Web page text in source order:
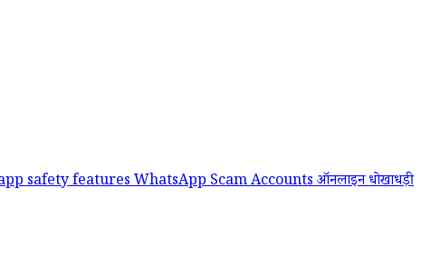
safety featuresWhatsApp Scam Accountsऑनलाइन धोखाधड़ी